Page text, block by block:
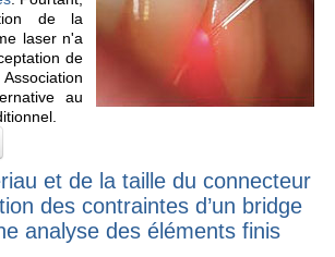
de la
laser n'a
de
au
et de la taille du connecteur
des contraintes d’un bridge
analyse des éléments finis